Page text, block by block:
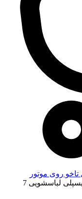
/ قیمت دیسپلی لباسشویی 7